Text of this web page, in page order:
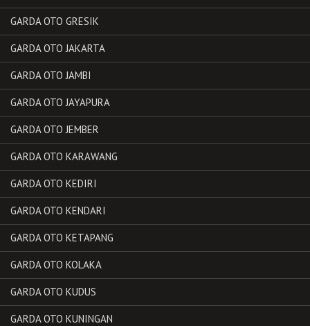
GARDA OTO GRESIK
GARDA OTO JAKARTA
GARDA OTO JAMBI
GARDA OTO JAYAPURA
GARDA OTO JEMBER
GARDA OTO KARAWANG
GARDA OTO KEDIRI
GARDA OTO KENDARI
GARDA OTO KETAPANG
GARDA OTO KOLAKA
GARDA OTO KUDUS
GARDA OTO KUNINGAN